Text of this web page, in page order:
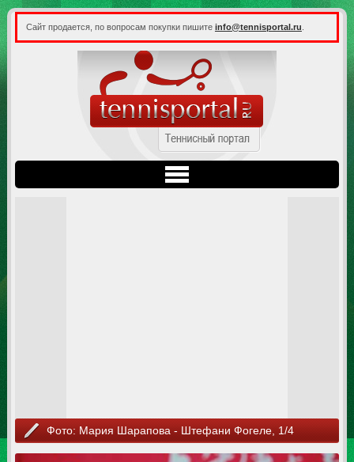
Сайт продается, по вопросам покупки пишите info@tennisportal.ru
Фото: Мария Шарапова - Штефани Фогеле, 1/4
финала, Tianjin Open, Тяньцзинь, Китай